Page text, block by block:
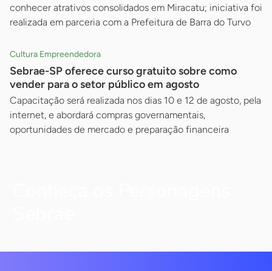
conhecer atrativos consolidados em Miracatu; iniciativa foi
realizada em parceria com a Prefeitura de Barra do Turvo
Cultura Empreendedora
Sebrae-SP oferece curso gratuito sobre como
vender para o setor público em agosto
Capacitação será realizada nos dias 10 e 12 de agosto, pela
internet, e abordará compras governamentais,
oportunidades de mercado e preparação financeira